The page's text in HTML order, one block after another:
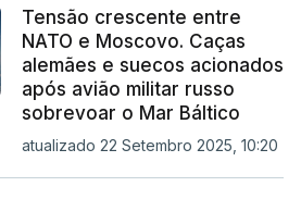
Tensão crescente entre
NATO e Moscovo. Caças
alemães e suecos acionados
após avião militar russo
sobrevoar o Mar Báltico
atualizado 22 Setembro 2025, 10:20